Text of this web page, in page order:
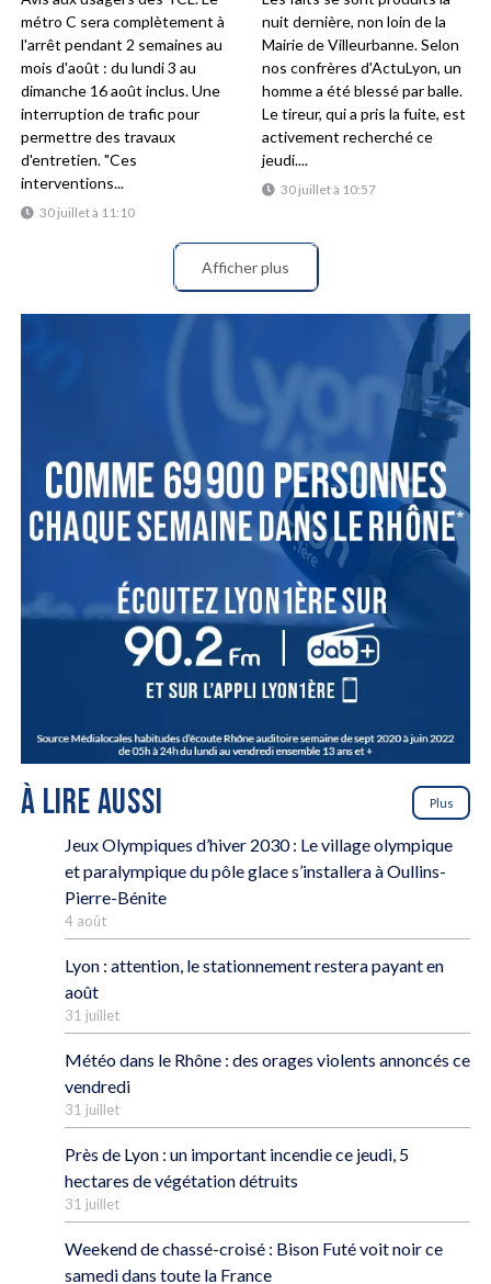
30 juillet à 11:10
métro C sera complètement à
l'arrêt pendant 2 semaines au
mois d'août : du lundi 3 au
dimanche 16 août inclus. Une
interruption de trafic pour
permettre des travaux
d'entretien. "Ces
interventions...
30 juillet à 10:57
nuit dernière, non loin de la
Mairie de Villeurbanne. Selon
nos confrères d'ActuLyon, un
homme a été blessé par balle.
Le tireur, qui a pris la fuite, est
activement recherché ce
jeudi....
Afficher plus
À LIRE AUSSI Plus
Jeux Olympiques d’hiver 2030 : Le village olympique
et paralympique du pôle glace s’installera à Oullins-
Pierre-Bénite
4 août
Lyon : attention, le stationnement restera payant en
août
31 juillet
Météo dans le Rhône : des orages violents annoncés ce
vendredi
31 juillet
Près de Lyon : un important incendie ce jeudi, 5
hectares de végétation détruits
31 juillet
Weekend de chassé-croisé : Bison Futé voit noir ce
samedi dans toute la France